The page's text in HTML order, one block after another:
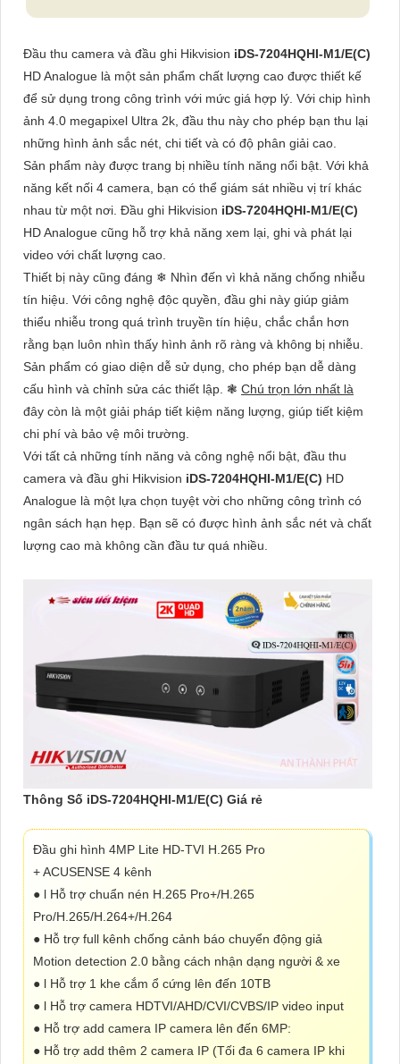
Đầu thu camera và đầu ghi Hikvision iDS-7204HQHI-M1/E(C)
HD Analogue là một sản phẩm chất lượng cao được thiết kế
để sử dụng trong công trình với mức giá hợp lý. Với chip hình
ảnh 4.0 megapixel Ultra 2k, đầu thu này cho phép bạn thu lại
những hình ảnh sắc nét, chi tiết và có độ phân giải cao.
Sản phẩm này được trang bị nhiều tính năng nổi bật. Với khả
năng kết nối 4 camera, bạn có thể giám sát nhiều vị trí khác
nhau từ một nơi. Đầu ghi Hikvision iDS-7204HQHI-M1/E(C)
HD Analogue cũng hỗ trợ khả năng xem lại, ghi và phát lại
video với chất lượng cao.
Thiết bị này cũng đáng ❄ Nhìn đến vì khả năng chống nhiễu
tín hiệu. Với công nghệ độc quyền, đầu ghi này giúp giảm
thiểu nhiễu trong quá trình truyền tín hiệu, chắc chắn hơn
rằng bạn luôn nhìn thấy hình ảnh rõ ràng và không bị nhiễu.
Sản phẩm có giao diện dễ sử dụng, cho phép bạn dễ dàng
cấu hình và chỉnh sửa các thiết lập. ❃ Chú trọn lớn nhất là
đây còn là một giải pháp tiết kiệm năng lượng, giúp tiết kiệm
chi phí và bảo vệ môi trường.
Với tất cả những tính năng và công nghệ nổi bật, đầu thu
camera và đầu ghi Hikvision iDS-7204HQHI-M1/E(C) HD
Analogue là một lựa chọn tuyệt vời cho những công trình có
ngân sách hạn hẹp. Bạn sẽ có được hình ảnh sắc nét và chất
lượng cao mà không cần đầu tư quá nhiều.
Thông Số iDS-7204HQHI-M1/E(C) Giá rẻ
Đầu ghi hình 4MP Lite HD-TVI H.265 Pro
+ ACUSENSE 4 kênh
● l Hỗ trợ chuẩn nén H.265 Pro+/H.265
Pro/H.265/H.264+/H.264
● Hỗ trợ full kênh chống cảnh báo chuyển động giả
Motion detection 2.0 bằng cách nhận dạng người & xe
● l Hỗ trợ 1 khe cắm ổ cứng lên đến 10TB
● l Hỗ trợ camera HDTVI/AHD/CVI/CVBS/IP video input
● Hỗ trợ add camera IP camera lên đến 6MP:
● Hỗ trợ add thêm 2 camera IP (Tối đa 6 camera IP khi